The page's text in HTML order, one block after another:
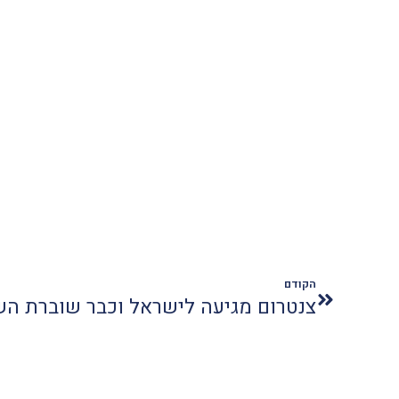
הקודם
צנטרום מגיעה לישראל וכבר שוברת